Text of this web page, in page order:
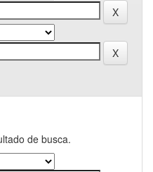
de busca.